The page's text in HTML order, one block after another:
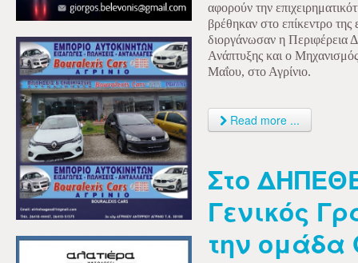
αφορούν την
βρέθηκαν στο επίκεντρο
διοργάνωσαν η Περιφέρεια
Ανάπτυξης και ο
Μαΐου, στο Αγρίνιο.
Read more ...
Στο
Γενικός
την ομάδα